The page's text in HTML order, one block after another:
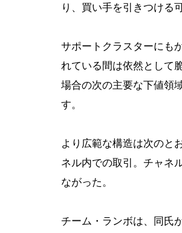
り、買い手を引きつける
サポートクラスターにも
れている間は依然として
場合の次の主要な下値領
す。
より広範な構造は次のと
ネル内での取引。チャネ
ながった。
チーム・ランボは、同氏